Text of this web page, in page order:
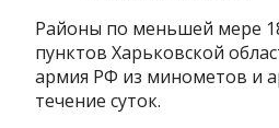
Районы по меньшей мере
пунктов Харьковской
армия РФ из минометов и
течение суток.